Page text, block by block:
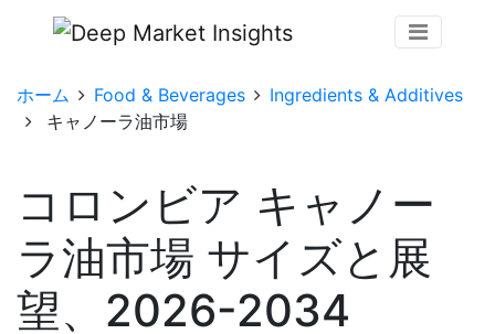
ホーム Food & Beverages
Ingredients & Additives
キャノーラ油市場
コロンビア キャノー
ラ油市場 サイズと展
望、2026-2034